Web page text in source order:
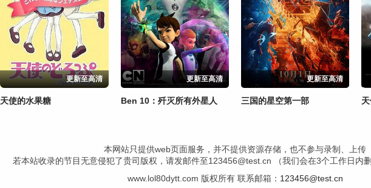
更新至高清
天使的水果糖
更新至高清
Ben 10：歼灭所有外星人
更新至高清
三国的星空第一部
本网站只提供web页面服务，并不提供资源存储，也不参与录制、上传
若本站收录的节目无意侵犯了贵司版权，请发邮件至123456@test.cn （我们会在3个工作日内
www.lol80dytt.com 版权所有 联系邮箱： 123456@test.cn